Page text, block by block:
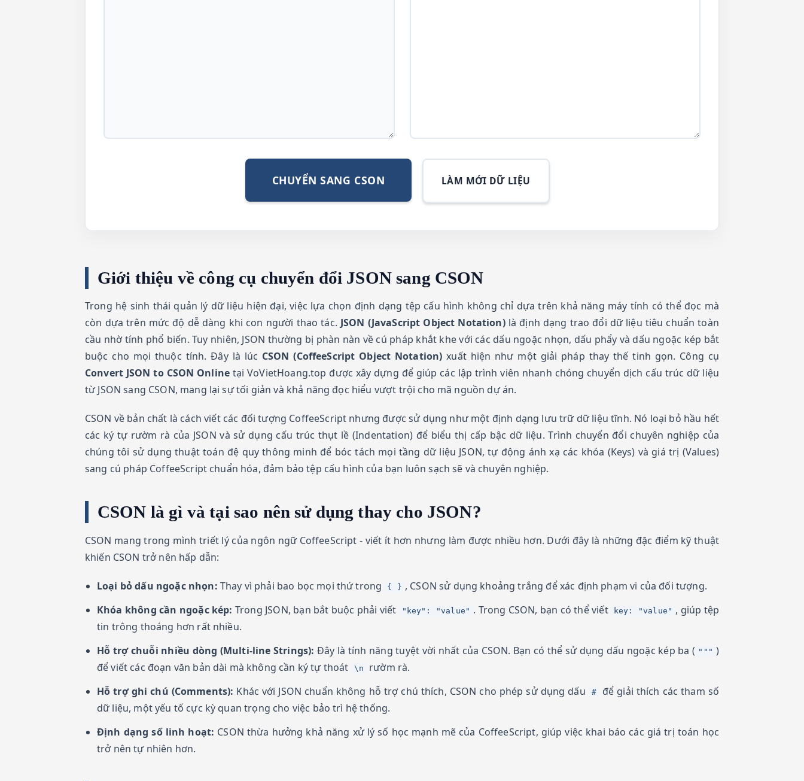
CHUYỂN SANG CSON LÀM MỚI DỮ LIỆU
Giới thiệu về công cụ chuyển đổi JSON sang CSON
Trong hệ sinh thái quản lý dữ liệu hiện đại, việc lựa chọn định dạng tệp cấu hình không chỉ dựa trên khả năng máy tính có thể đọc mà
còn dựa trên mức độ dễ dàng khi con người thao tác. JSON (JavaScript Object Notation)là định dạng trao đổi dữ liệu tiêu chuẩn toàn
cầu nhờ tính phổ biến. Tuy nhiên, JSON thường bị phàn nàn về cú pháp khắt khe với các dấu ngoặc nhọn, dấu phẩy và dấu ngoặc kép bắt
buộc cho mọi thuộc tính. Đây là lúc CSON (CoffeeScript Object Notation) xuất hiện như một giải pháp thay thế tinh gọn. Công cụ
Convert JSON to CSON Online tại VoVietHoang.top được xây dựng để giúp các lập trình viên nhanh chóng chuyển dịch cấu trúc dữ liệu
từ JSON sang CSON, mang lại sự tối giản và khả năng đọc hiểu vượt trội cho mã nguồn dự án.
CSON về bản chất là cách viết các đối tượng CoffeeScript nhưng được sử dụng như một định dạng lưu trữ dữ liệu tĩnh. Nó loại bỏ hầu hết
các ký tự rườm rà của JSON và sử dụng cấu trúc thụt lề (Indentation) để biểu thị cấp bậc dữ liệu. Trình chuyển đổi chuyên nghiệp của
chúng tôi sử dụng thuật toán đệ quy thông minh để bóc tách mọi tầng dữ liệu JSON, tự động ánh xạ các khóa (Keys) và giá trị (Values)
sang cú pháp CoffeeScript chuẩn hóa, đảm bảo tệp cấu hình của bạn luôn sạch sẽ và chuyên nghiệp.
CSON là gì và tại sao nên sử dụng thay cho JSON?
CSON mang trong mình triết lý của ngôn ngữ CoffeeScript - viết ít hơn nhưng làm được nhiều hơn. Dưới đây là những đặc điểm kỹ thuật
khiến CSON trở nên hấp dẫn:
Loại bỏ dấu ngoặc nhọn: Thay vì phải bao bọc mọi thứ trong { } , CSON sử dụng khoảng trắng để xác định phạm vi của đối tượng.
Khóa không cần ngoặc kép: Trong JSON, bạn bắt buộc phải viết "key": "value" . Trong CSON, bạn có thể viết key: "value" , giúp tệp
tin trông thoáng hơn rất nhiều.
Hỗ trợ chuỗi nhiều dòng (Multi-line Strings): Đây là tính năng tuyệt vời nhất của CSON. Bạn có thể sử dụng dấu ngoặc kép ba ( """ )
để viết các đoạn văn bản dài mà không cần ký tự thoát
\n
rườm rà.
Hỗ trợ ghi chú (Comments): Khác với JSON chuẩn không hỗ trợ chú thích, CSON cho phép sử dụng dấu #
để giải thích các tham số
dữ liệu, một yếu tố cực kỳ quan trọng cho việc bảo trì hệ thống.
Định dạng số linh hoạt: CSON thừa hưởng khả năng xử lý số học mạnh mẽ của CoffeeScript, giúp việc khai báo các giá trị toán học
trở nên tự nhiên hơn.